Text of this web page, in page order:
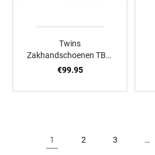
Twins
Zakhandschoenen TBM
1 Zwart
€99.95
1 2 3 …